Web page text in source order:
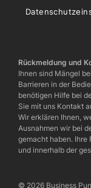
Rückmeldung und
Ihnen sind Mängel
Barrieren in der
benötigen Hilfe bei
Sie mit uns Kontakt
Wir erklären Ihnen,
Ausnahmen wir bei
gemacht haben.
und innerhalb der
© 2026 Business